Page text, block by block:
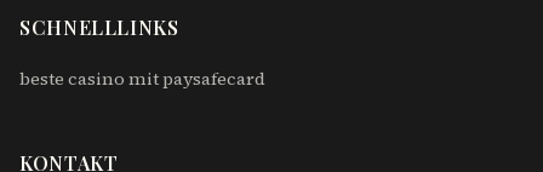
SCHNELLLINKS
beste casino mit paysafecard
KONTAKT